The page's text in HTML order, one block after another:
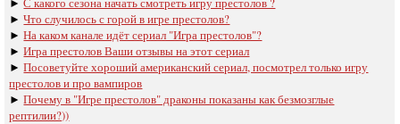
►Что случилось с горой в игре престолов?
►На каком канале идёт сериал "Игра престолов"?
►Игра престолов Ваши отзывы на этот сериал
►Посоветуйте хороший американский сериал, посмотрел только игру
престолов и про вампиров
►Почему в "Игре престолов" драконы показаны как безмозглые
рептилии?))